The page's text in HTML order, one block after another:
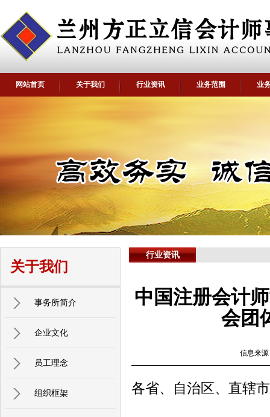
网站首页 关于我们 行业资讯 业务范围 业
关于我们
事务所简介
企业文化
员工理念
组织框架
行业资讯
中国注册会计
会团
信息来
各省、自治区、直辖